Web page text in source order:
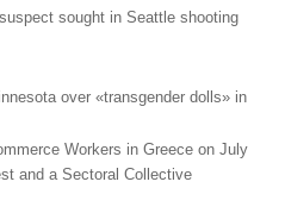
sought in Seattle shooting
over «transgender dolls» in
Workers in Greece on July
and a Sectoral Collective